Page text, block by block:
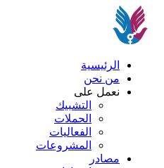
الرئيسية
من نحن
نعمل على
التشبيك
الحملات
الفعاليات
المشروعات
مصادر